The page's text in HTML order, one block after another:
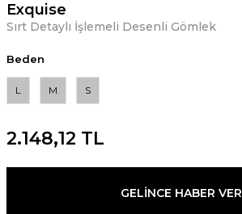
Exquise
Sırt Detaylı İşlemeli Desenli Gömlek
Beden
L M S
2.148,12 TL
GELİNCE HABER VER